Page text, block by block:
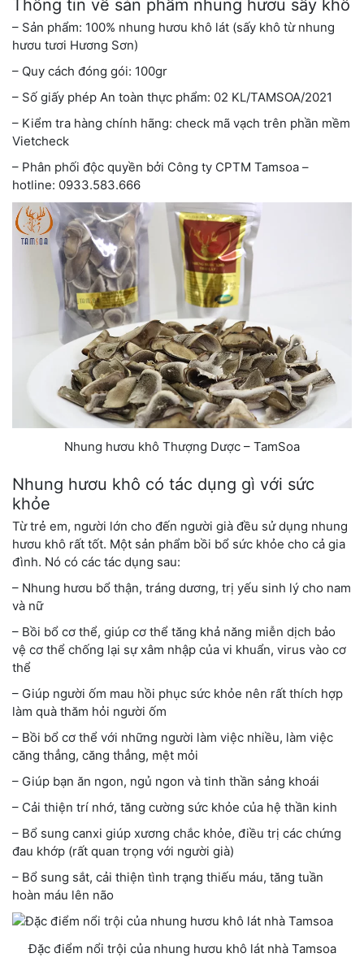
Thông tin về sản phẩm nhung hươu sấy khô
– Sản phẩm: 100% nhung hươu khô lát (sấy khô từ nhung
hươu tươi Hương Sơn)
– Quy cách đóng gói: 100gr
– Số giấy phép An toàn thực phẩm: 02 KL/TAMSOA/2021
– Kiểm tra hàng chính hãng: check mã vạch trên phần mềm
Vietcheck
– Phân phối độc quyền bởi Công ty CPTM Tamsoa –
hotline: 0933.583.666
Nhung hươu khô Thượng Dược – TamSoa
Nhung hươu khô có tác dụng gì với sức
khỏe
Từ trẻ em, người lớn cho đến người già đều sử dụng nhung
hươu khô rất tốt. Một sản phẩm bồi bổ sức khỏe cho cả gia
đình. Nó có các tác dụng sau:
– Nhung hươu bổ thận, tráng dương, trị yếu sinh lý cho nam
và nữ
– Bồi bổ cơ thể, giúp cơ thể tăng khả năng miễn dịch bảo
vệ cơ thể chống lại sự xâm nhập của vi khuẩn, virus vào cơ
thể
– Giúp người ốm mau hồi phục sức khỏe nên rất thích hợp
làm quà thăm hỏi người ốm
– Bồi bổ cơ thể với những người làm việc nhiều, làm việc
căng thẳng, căng thẳng, mệt mỏi
– Giúp bạn ăn ngon, ngủ ngon và tinh thần sảng khoái
– Cải thiện trí nhớ, tăng cường sức khỏe của hệ thần kinh
– Bổ sung canxi giúp xương chắc khỏe, điều trị các chứng
đau khớp (rất quan trọng với người già)
– Bổ sung sắt, cải thiện tình trạng thiếu máu, tăng tuần
hoàn máu lên não
Đặc điểm nổi trội của nhung hươu khô lát nhà Tamsoa